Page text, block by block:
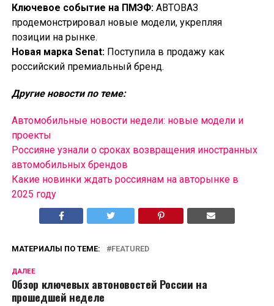
Ключевое событие на ПМЭФ:АВТОВАЗ
продемонстрировал новые модели, укрепляя
позиции на рынке.
Новая марка Senat:Поступила в продажу как
российский премиальный бренд.
Другие новости по теме:
Автомобильные новости недели: новые модели и
проекты
Россияне узнали о сроках возвращения иностранных
автомобильных брендов
Какие новинки ждать россиянам на авторынке в
2025 году
МАТЕРИАЛЫ ПО ТЕМЕ: FEATURED
ДАЛЕЕ
Обзор ключевых автоновостей России на
прошедшей неделе